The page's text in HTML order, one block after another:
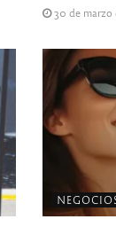
30 de marzo